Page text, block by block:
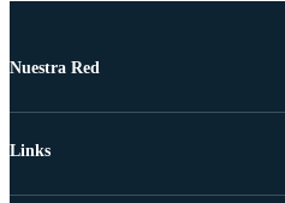
Nuestra Red
Links